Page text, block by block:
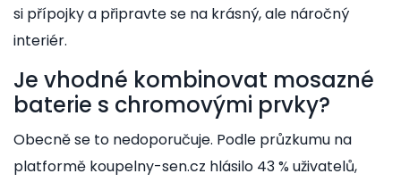
si přípojky a připravte se na krásný, ale náročný
interiér.
Je vhodné kombinovat mosazné
baterie s chromovými prvky?
Obecně se to nedoporučuje. Podle průzkumu na
platformě koupelny-sen.cz hlásilo 43 % uživatelů,